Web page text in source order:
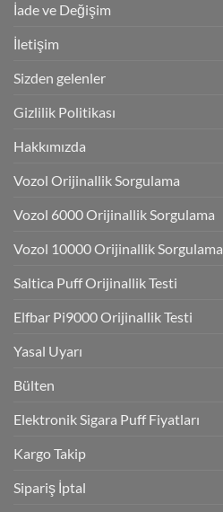
İade ve Değişim
İletişim
Sizden gelenler
Gizlilik Politikası
Hakkımızda
Vozol Orijinallik Sorgulama
Vozol 6000 Orijinallik Sorgulama
Vozol 10000 Orijinallik Sorgulama
Saltica Puff Orijinallik Testi
Elfbar Pi9000 Orijinallik Testi
Yasal Uyarı
Bülten
Elektronik Sigara Puff Fiyatları
Kargo Takip
Sipariş İptal